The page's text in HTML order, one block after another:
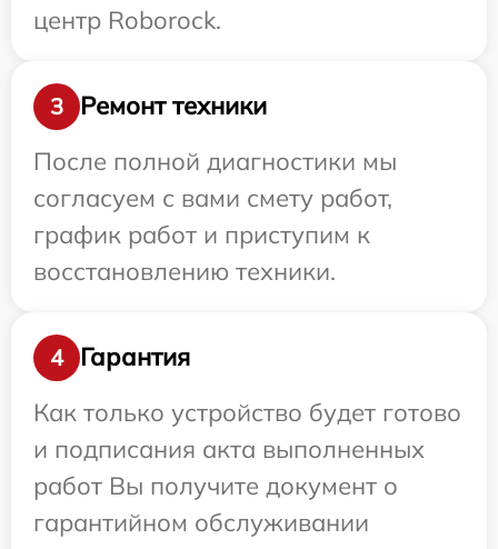
центр Roborock.
3
Ремонт техники
После полной диагностики мы
согласуем с вами смету работ,
график работ и приступим к
восстановлению техники.
4
Гарантия
Как только устройство будет готово
и подписания акта выполненных
работ Вы получите документ о
гарантийном обслуживании